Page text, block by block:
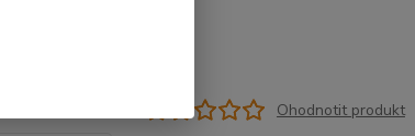
Ohodnotit produkt